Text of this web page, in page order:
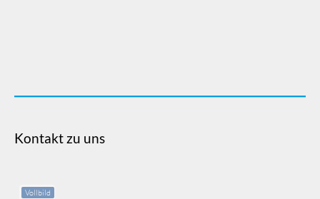
Kontakt zu uns
Vollbild